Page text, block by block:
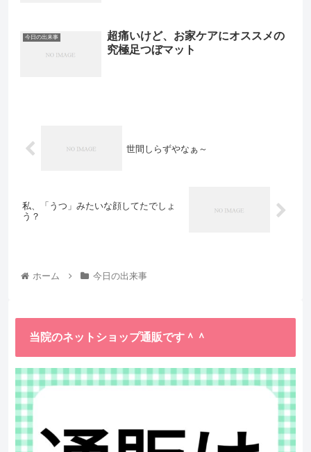
今日の出来事
超痛いけど、お家ケアにオススメの
究極足つぼマット
世間しらずやなぁ～
私、「うつ」みたいな顔してたでしょ
う？
ホーム 今日の出来事
当院のネットショップ通販です＾＾